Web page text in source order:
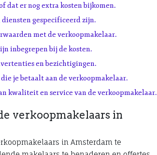
dat er nog extra kosten bijkomen.
gespecificeerd zijn.
met de verkoopmakelaar.
inbegrepen bij de kosten.
en bezichtigingen.
je betaalt aan de verkoopmakelaar.
kwaliteit en service van de verkoopmakelaar.
verkoopmakelaars in
in Amsterdam te